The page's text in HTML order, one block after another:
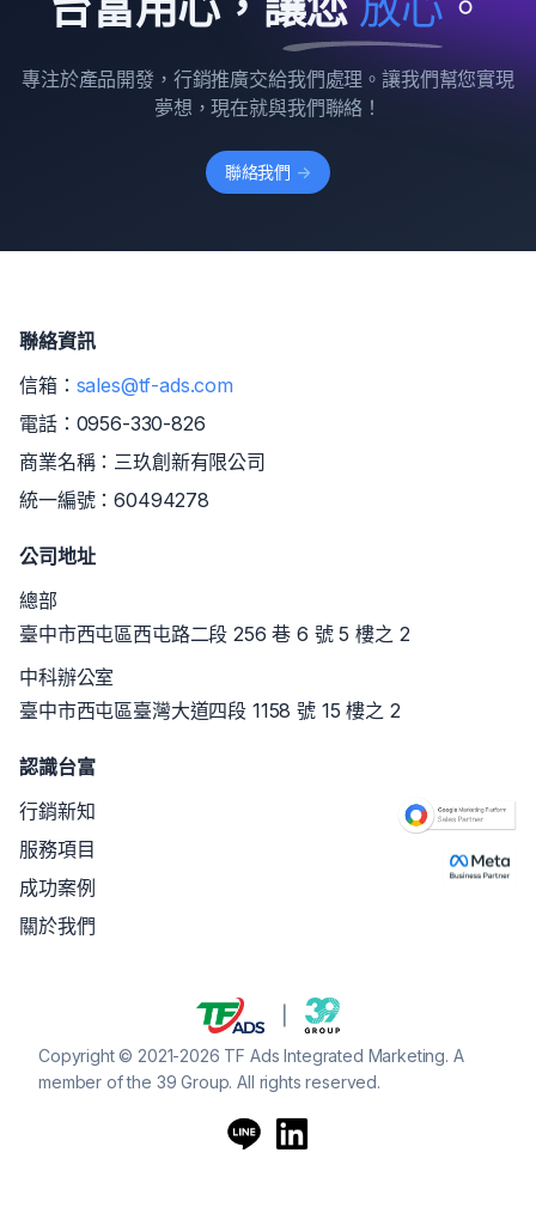
專注於產品開發，行銷推廣交給我們處理。讓我們幫您實現
夢想，現在就與我們聯絡！
聯絡我們 ->
聯絡資訊
信箱： sales@tf-ads.com
電話： 0956-330-826
商業名稱：三玖創新有限公司
統一編號：60494278
公司地址
總部
臺中市西屯區西屯路二段 256 巷 6 號 5 樓之 2
中科辦公室
臺中市西屯區臺灣大道四段 1158 號 15 樓之 2
認識台富
行銷新知
服務項目
成功案例
關於我們
Copyright © 2021-2026 TF Ads Integrated Marketing. A
member of the 39 Group. All rights reserved.